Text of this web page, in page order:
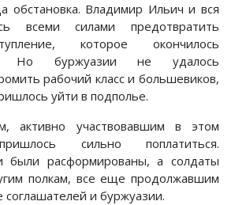
обстановка. Владимир Ильич и вся
всеми силами предотвратить
которое окончилось
Но буржуазии не удалось
рабочий класс и большевиков,
уйти в подполье.
активно участвовавшим в этом
сильно поплатиться.
были расформированы, а солдаты
полкам, все еще продолжавшим
соглашателей и буржуазии.